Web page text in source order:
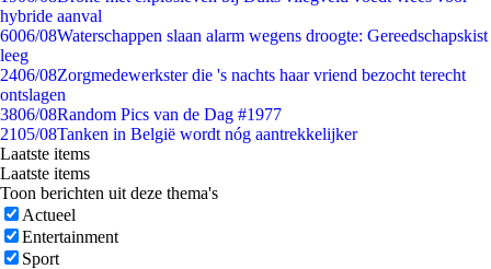
hybride aanval
6006/08Waterschappen slaan alarm wegens droogte: Gereedschapskist
leeg
2406/08Zorgmedewerkster die 's nachts haar vriend bezocht terecht
ontslagen
3806/08Random Pics van de Dag #1977
2105/08Tanken in België wordt nóg aantrekkelijker
Laatste items
Laatste items
Toon berichten uit deze thema's
Actueel
Entertainment
Sport